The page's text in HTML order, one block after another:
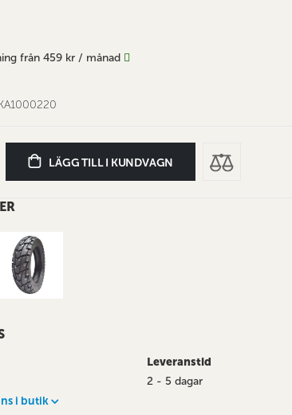
från 459 kr/ månad
LÄGG TILL I KUNDVAGN
Leveranstid
2 - 5 dagar
i butik